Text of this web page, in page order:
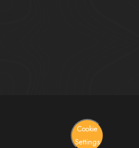
Cookie
Settings